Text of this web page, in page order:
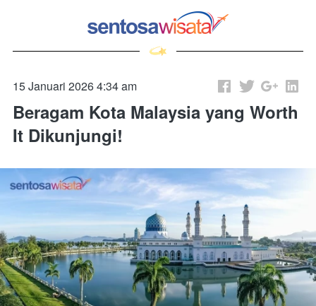
15 Januari 2026 4:34 am
Beragam Kota Malaysia yang Worth
It Dikunjungi!